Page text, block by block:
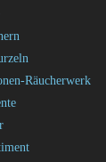
Räucherwerk